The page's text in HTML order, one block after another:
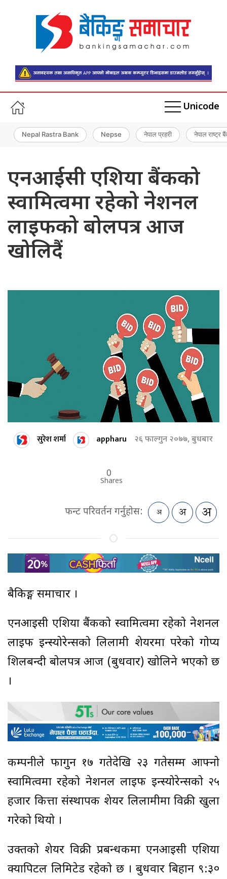
Unicode
Nepal Rastra Bank Nepse नेपाल प्रहरी नेपाल राष्ट्र
एनआईसी एशिया बैंकको
स्वामित्वमा रहेको नेशनल
लाइफको बोलपत्र आज
खोलिदैं
सुरेश शर्मा appharu २६ फाल्गुन २०७७, बुधबार
0
Shares
फन्ट परिवर्तन गर्नुहोस:
बैकिङ्ग समाचार ।
एनआईसी एशिया बैंकको स्वामित्वमा रहेको नेशनल
लाइफ इन्स्योरेन्सको लिलामी शेयरमा परेको गोप्य
शिलबन्दी बोलपत्र आज (बुधवार) खोलिने भएको छ
।
कम्पनीले फागुन १७ गतेदेखि २३ गतेसम्म आफ्नो
स्वामित्वमा रहेको नेशनल लाइफ इन्स्योरेन्सको २५
हजार कित्ता संस्थापक शेयर लिलामीमा विक्री खुला
गरेको थियो ।
उक्तको शेयर विक्री प्रबन्धकमा एनआईसी एशिया
क्यापिटल लिमिटेड रहेको छ । बुधवार बिहान ९:३०